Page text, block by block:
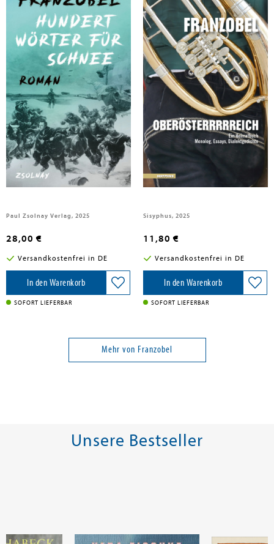
Franzobel
Hundert Wörter für Schnee
Paul Zsolnay Verlag, 2025
28,00 €
Versandkostenfrei in DE
In den Warenkorb
SOFORT LIEFERBAR
Franzobel
Oberösterrrrreich
Sisyphus, 2025
11,80 €
Versandkostenfrei in DE
In den Warenkorb
SOFORT LIEFERBAR
Mehr von Franzobel
Unsere Bestseller